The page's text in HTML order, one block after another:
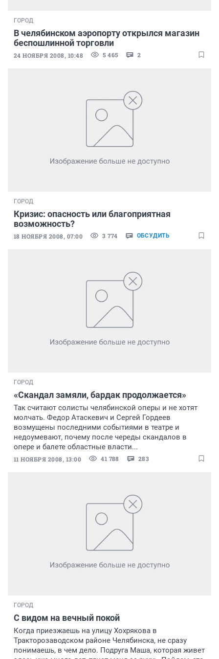
ГОРОД
В челябинском аэропорту открылся магазин
беспошлинной торговли
24 НОЯБРЯ 2008, 10:48 5 465 2
ГОРОД
Кризис: опасность или благоприятная
возможность?
18 НОЯБРЯ 2008, 07:00 3 774 ОБСУДИТЬ
ГОРОД
«Скандал замяли, бардак продолжается»
Так считают солисты челябинской оперы и не хотят
молчать. Федор Атаскевич и Сергей Гордеев
возмущены последними событиями в театре и
недоумевают, почему после череды скандалов в
опере и балете областные власти...
11 НОЯБРЯ 2008, 13:00 41 788 283
ГОРОД
С видом на вечный покой
Когда приезжаешь на улицу Хохрякова в
Тракторозаводском районе Челябинска, не сразу
понимаешь, в чем дело. Подруга Маша, которая живет